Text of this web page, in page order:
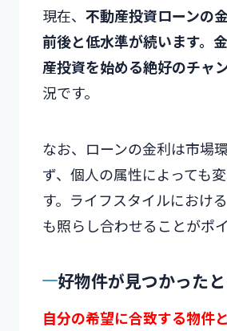
現在、 不動産投資ローンの
前後と低水準が続います。
産投資を始める絶好のチャ
況です。
なお、ローンの金利は市場
ず、個人の属性によっても
す。ライフスタイルにおけ
も照らし合わせることがポ
好物件が見つかった
自分の希望に合致する物件